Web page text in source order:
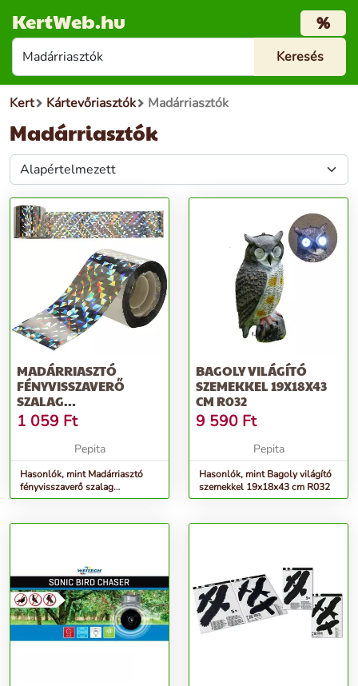
KertWeb.hu %
Kert Kártevőriasztók Madárriasztók
Madárriasztók
MADÁRRIASZTÓ
FÉNYVISSZAVERŐ
SZALAG
MADÁRRIASZTÓ 4.8CM
X 50M 1 DB
1 059 Ft
Pepita
Hasonlók, mint Madárriasztó
fényvisszaverő szalag
madárriasztó 4.8cm x 50m 1 db
BAGOLY VILÁGÍTÓ
SZEMEKKEL 19X18X43
CM R032
9 590 Ft
Pepita
Hasonlók, mint Bagoly világító
szemekkel 19x18x43 cm R032